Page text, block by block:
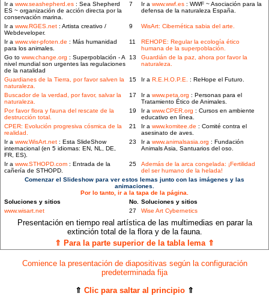
Ir a www.seashepherd.es : Sea Shepherd
ES ~ organización de acción directa por la
conservación marina.
7 Ir a www.wwf.es : WWF ~ Asociación para la
defensa de la naturaleza España.
Ir a www.RGES.net : Artista creativo /
Webdeveloper.
9 WisArt: Cibernética sabia del arte.
Ir a www.vier-pfoten.de : Más humanidad
para los animales.
11
REHOPE: Regular la ecología ético
humana de la superpoblación.
Go to www.change.org : Superpoblación - A
nivel mundial son urgentes las regulaciones
de la natalidad
13
Guardián de la paz, ahora por favor la
naturaleza.
Guardianes de la Tierra, por favor salven la
naturaleza.
15 Ir a R.E.H.O.P.E. : ReHope el Futuro.
Buscador de la verdad, por favor, salvar la
naturaleza.
17 Ir a www.peta.org : Personas para el
Tratamiento Ético de Animales.
Por favor flora y fauna del rescate de la
destrucción total.
19 Ir a www.CPER.org : Cursos en ambiente
educativo en línea.
CPER: Evolución progresiva cósmica de la
realidad.
21 Ir a www.komitee.de : Comité contra el
asesinato de aves.
Ir a www.WisArt.net : Esta SlideShow
internacional (en 5 idiomas: EN, NL, DE,
FR, ES).
23 Ir a www.animalsasia.org : Fundación
Animals Asia, Santuarios del oso.
Ir a www.STHOPD.com : Entrada de la
cañería de STHOPD.
25
Además de la arca congelada: ¡Fertilidad
del ser humano de la helada!
Comenzar el Slideshow para ver estos lemas junto con las imágenes y las
animaciones.
Por lo tanto, ir a la tapa de la página.
Soluciones y sitios
No. Soluciones y sitios
www.wisart.net
27 Wise Art Cybernetics
Presentación en tiempo real artística de las multimedias en parar la
extinción total de la flora y de la fauna.
⇑ Para la parte superior de la tabla lema ⇑
Comience la presentación de diapositivas según la configuración
predeterminada fija
⇑ Clic para saltar al principio ⇑